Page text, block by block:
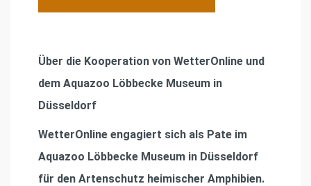
Über die Kooperation von WetterOnline und
dem Aquazoo Löbbecke Museum in
Düsseldorf
WetterOnline engagiert sich als Pate im
Aquazoo Löbbecke Museum in Düsseldorf
für den Artenschutz heimischer Amphibien.